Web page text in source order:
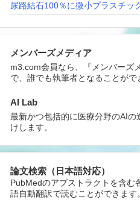
尿路結石100％に微小プラスチッ
メンバーズメディア
m3.com会員なら、『メンバーズ
で、誰でも執筆者となることがで
AI Lab
最新かつ包括的に医療分野のAI
けします。
論文検索（日本語対応）
PubMedのアブストラクトを含む
語自動翻訳で読むことができます